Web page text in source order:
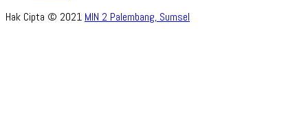
Hak Cipta © 2021 MIN 2 Palembang, Sumsel